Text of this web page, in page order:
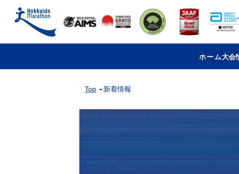
ホーム大会
Top 新着情報